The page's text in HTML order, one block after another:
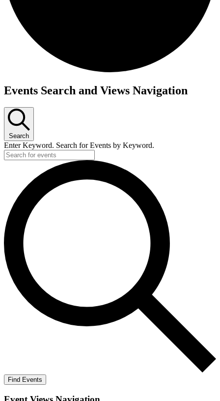
Events Search and Views Navigation
Search
Enter Keyword. Search for Events by Keyword.
Find Events